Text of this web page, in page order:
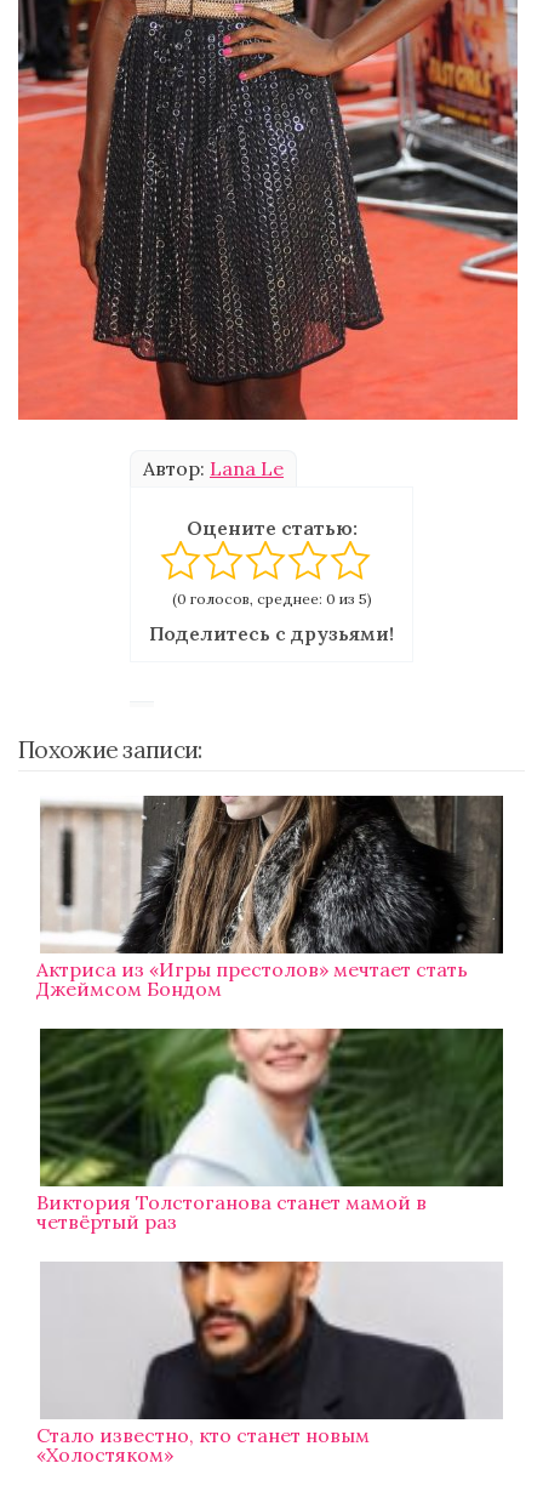
Автор: Lana Le
Оцените статью:
(0 голосов, среднее: 0 из 5)
Поделитесь с друзьями!
Похожие записи:
Актриса из «Игры престолов» мечтает стать
Джеймсом Бондом
Виктория Толстоганова станет мамой в
четвёртый раз
Стало известно, кто станет новым
«Холостяком»